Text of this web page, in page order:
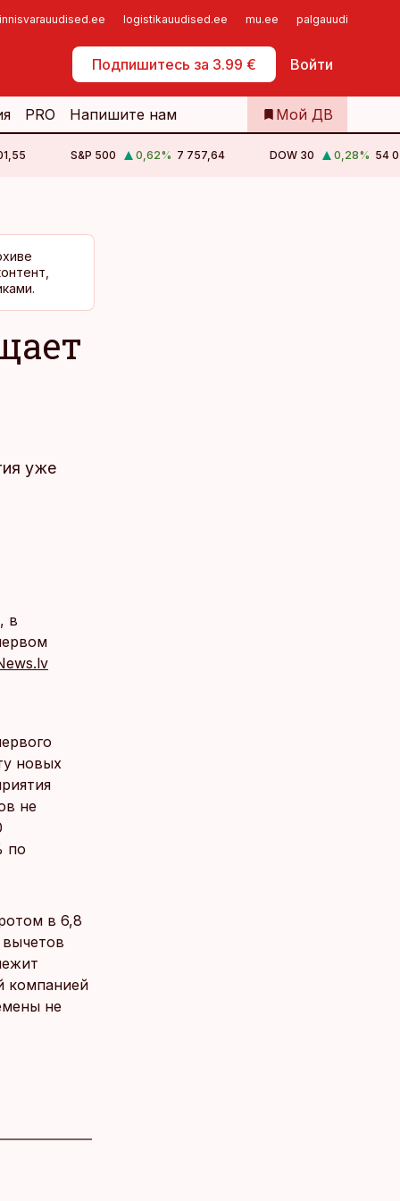
logistikauudised.ee mu.ee palgauudised.ee
Подпишитесь за 3.99 € Войти
Самообслуживание
PRO Напишите нам Мой ДВ
S&P 500 0,62% 7 757,64 DOW 30 0,28% 54
уже
в
новых
не
по
в 6,8
компанией
не